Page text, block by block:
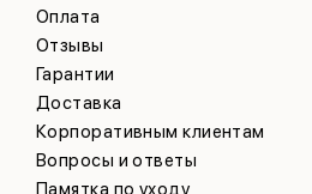
Оплата
Отзывы
Гарантии
Доставка
Корпоративным клиентам
Вопросы и ответы
Памятка по уходу